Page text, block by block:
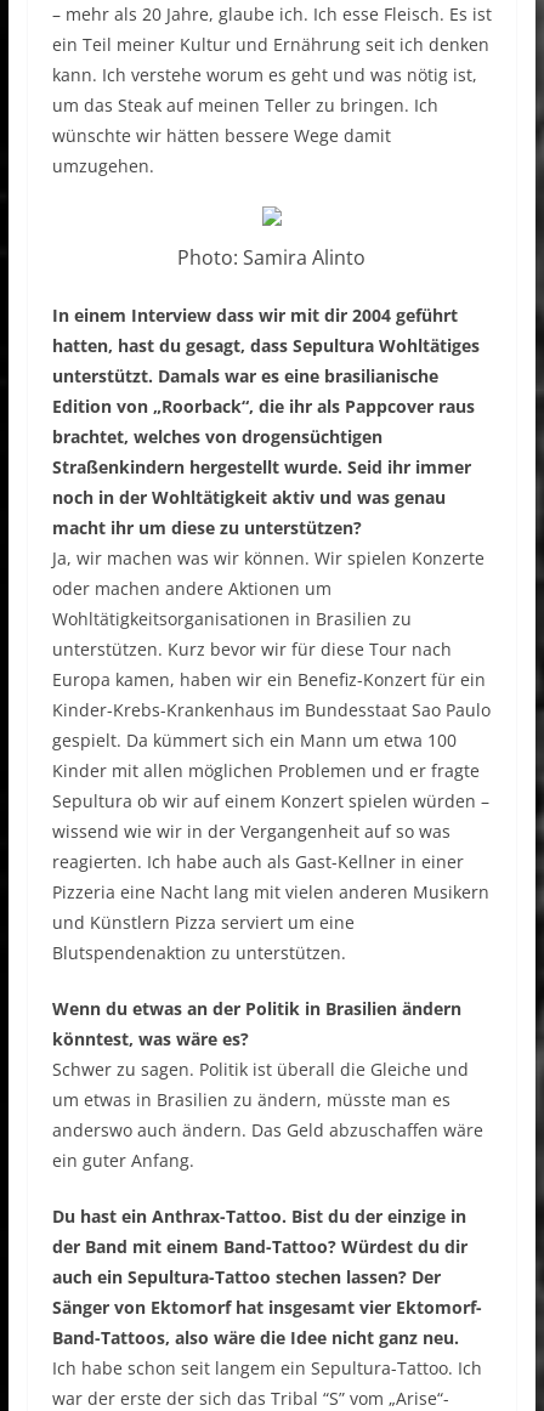
– mehr als 20 Jahre, glaube ich. Ich esse Fleisch. Es ist
ein Teil meiner Kultur und Ernährung seit ich denken
kann. Ich verstehe worum es geht und was nötig ist,
um das Steak auf meinen Teller zu bringen. Ich
wünschte wir hätten bessere Wege damit
umzugehen.
Photo: Samira Alinto
In einem Interview dass wir mit dir 2004 geführt
hatten, hast du gesagt, dass Sepultura Wohltätiges
unterstützt. Damals war es eine brasilianische
Edition von „Roorback“, die ihr als Pappcover raus
brachtet, welches von drogensüchtigen
Straßenkindern hergestellt wurde. Seid ihr immer
noch in der Wohltätigkeit aktiv und was genau
macht ihr um diese zu unterstützen?
Ja, wir machen was wir können. Wir spielen Konzerte
oder machen andere Aktionen um
Wohltätigkeitsorganisationen in Brasilien zu
unterstützen. Kurz bevor wir für diese Tour nach
Europa kamen, haben wir ein Benefiz-Konzert für ein
Kinder-Krebs-Krankenhaus im Bundesstaat Sao Paulo
gespielt. Da kümmert sich ein Mann um etwa 100
Kinder mit allen möglichen Problemen und er fragte
Sepultura ob wir auf einem Konzert spielen würden –
wissend wie wir in der Vergangenheit auf so was
reagierten. Ich habe auch als Gast-Kellner in einer
Pizzeria eine Nacht lang mit vielen anderen Musikern
und Künstlern Pizza serviert um eine
Blutspendenaktion zu unterstützen.
Wenn du etwas an der Politik in Brasilien ändern
könntest, was wäre es?
Schwer zu sagen. Politik ist überall die Gleiche und
um etwas in Brasilien zu ändern, müsste man es
anderswo auch ändern. Das Geld abzuschaffen wäre
ein guter Anfang.
Du hast ein Anthrax-Tattoo. Bist du der einzige in
der Band mit einem Band-Tattoo? Würdest du dir
auch ein Sepultura-Tattoo stechen lassen? Der
Sänger von Ektomorf hat insgesamt vier Ektomorf-
Band-Tattoos, also wäre die Idee nicht ganz neu.
Ich habe schon seit langem ein Sepultura-Tattoo. Ich
war der erste der sich das Tribal “S” vom „Arise“-